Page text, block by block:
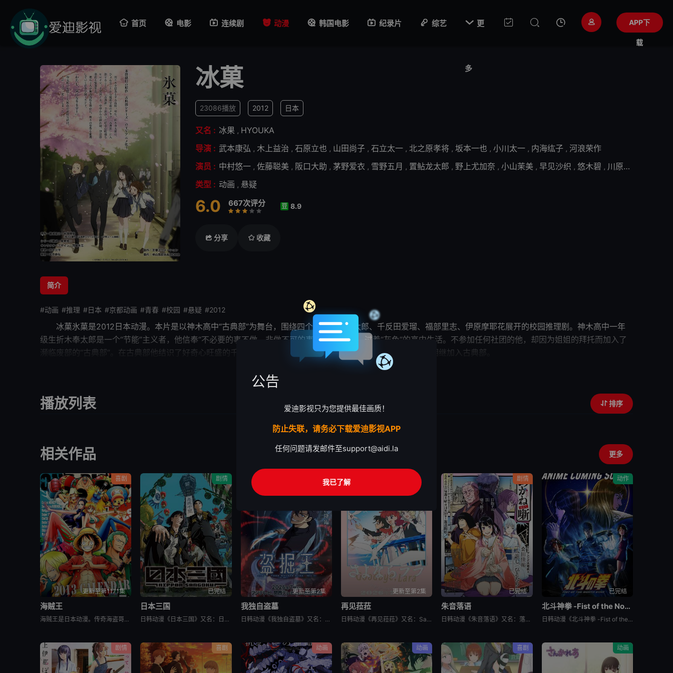
首页 电影 连续剧 动漫 韩国电影 纪录片 综艺  更
多
APP下
载
冰菓
23086播放 2012 日本
又名 : 冰果 , HYOUKA
导演 : 武本康弘 , 木上益治 , 石原立也 , 山田尚子 , 石立太一 , 北之原孝将 , 坂本一也 , 小川太一 , 内海纮子 , 河浪荣作
演员 : 中村悠一 , 佐藤聪美 , 阪口大助 , 茅野爱衣 , 雪野五月 , 置鲇龙太郎 , 野上尤加奈 , 小山茉美 , 早见沙织 , 悠木碧 , 川原庆久
类型 : 动画 , 悬疑
6.0 667次评分
很差
较差还行推荐
力荐
豆 8.9
分享 收藏
简介
#动画 #推理 #日本 #京都动画 #青春 #校园 #悬疑 #2012
冰菓氷菓是2012日本动漫。本片是以神木高中“古典部”为舞台，围绕四个部员折木奉太郎、千反田爱瑠、福部里志、伊原摩耶花展开的校园推理剧。神木高中一年
级生折木奉太郎是一个“节能”主义者，他信奉“不必要的事不做，非做不可的事就尽快解决”，过着“灰色”的高中生活。不参加任何社团的他，却因为姐姐 的拜托而加入了
濒临废部的“古典部”。在古典部他结识了好奇心旺盛的千金小姐千反田爱瑠，国中好友福部里志、伊原摩耶花也相继加入古典部。
原来千反田失踪已久的舅舅就是当年古典部的部长，于是四人开始着手调查四十五年前古典部的神秘事件，而最大的线索就是当年的社刊“冰果”。冰果里隐
，当年的部长为什么要退学…… 本动画改编自日本推理作家米泽穗信的古典部系列小说。
播放列表 排序
相关作品 更多
喜剧
更新至第1171集
海贼王
海贼王是日本动漫。传奇海盗哥尔•D•罗杰在临死前曾留下关于其毕生的财富“OnePiece”的消息，由此引得群雄并起，众海盗们为了这笔传说中的巨额财富展开争夺，各种势力、政权不断交替，整个世界进入了动荡混乱的“大海贼
剧情
已完结
日本三国
日韩动漫《日本三国》又名：日本三國，讲述了：令和末期，日本因全球核战影响走向衰败，大量难民涌入，更严重的病毒、大地震、苛政与饥荒接连发生，引发民众暴动，国家体制崩溃，人口锐减至原来的十分之一以下，文明
动作
更新至第2集
我独自盗墓
日韩动漫《我独自盗墓》又名：盗墓王,盗掘王,Tomb Raider King,トウクツオウ,도굴왕，讲述了：2025年，世界各处惊现古墓，获得墓中“宝物”之人便能获得先人的异能，全世界为获得宝物而疯狂
动画
更新至第2集
再见菈菈
日韩动漫《再见菈菈》又名：Sayonara Lara,再见,劳拉,さよならララ，讲述了：昔々あるところに、ララという人魚のプリンセスがおりました。海の王である父と、姉たちに愛されて、すくすくと育ちまし
剧情
已完结
朱音落语
日韩动漫《朱音落语》又名：落语朱音,Akane-banashi,あかね噺，讲述了：朱音从小就非常崇拜身为落语家的父亲，经常在门后偷看父亲练习的模样。然而，父亲参加「真打」晋升测验却遭到无情地逐出师门之
动作
已完结
北斗神拳 -Fist of the North Star-
日韩动漫《北斗神拳 -Fist of the North Star-》又名：北⽃之拳 -Fist of the North Star-,北斗の拳 -FIST OF THE NORTH STAR-，讲述
剧情 喜剧 动画 动画 喜剧 动画
公告
爱迪影视只为您提供最佳画质！
防止失联，请务必下载爱迪影视APP
任何问题请发邮件至support@aidi.la
我已了解